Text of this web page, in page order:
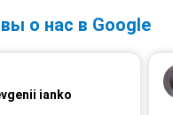
о нас в Google
ianko